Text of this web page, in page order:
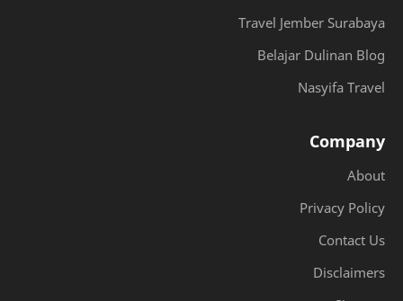
Travel Jember Surabaya
Belajar Dulinan Blog
Nasyifa Travel
Company
About
Privacy Policy
Contact Us
Disclaimers